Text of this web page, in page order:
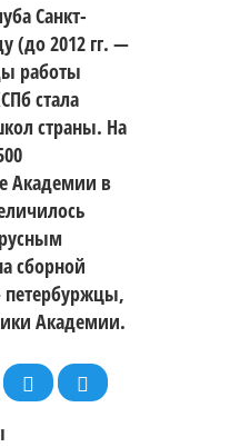
Санкт-
(до 2012 гг. —
работы
стала
страны. На
Академии в
сборной
петербуржцы,
Академии.